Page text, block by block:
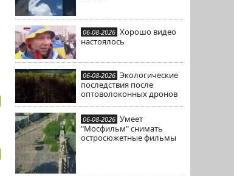
06-08-2026 Хорошо видео
настоялось
06-08-2026 Экологические
последствия после
оптоволоконных дронов
06-08-2026 Умеет
"Мосфильм" снимать
остросюжетные фильмы